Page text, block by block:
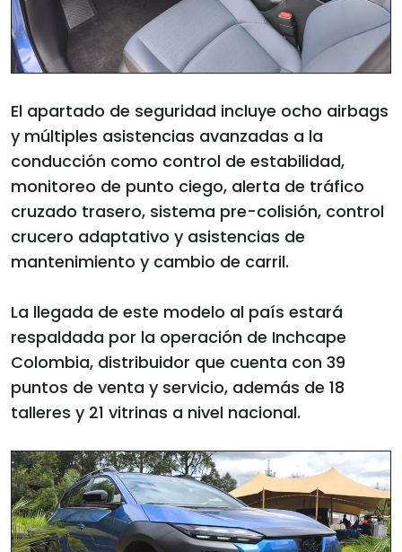
El apartado de seguridad incluye ocho airbags
y múltiples asistencias avanzadas a la
conducción como control de estabilidad,
monitoreo de punto ciego, alerta de tráfico
cruzado trasero, sistema pre-colisión, control
crucero adaptativo y asistencias de
mantenimiento y cambio de carril.
La llegada de este modelo al país estará
respaldada por la operación de Inchcape
Colombia, distribuidor que cuenta con 39
puntos de venta y servicio, además de 18
talleres y 21 vitrinas a nivel nacional.